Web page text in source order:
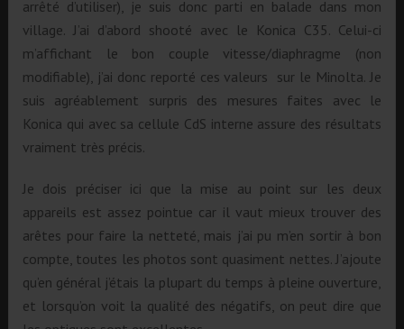
arrêté d’utiliser), je suis donc parti en balade dans mon
village. J’ai d’abord shooté avec le Konica C35. Celui-ci
m’affichant le bon couple vitesse/diaphragme (non
modifiable), j’ai donc reporté ces valeurs sur le Minolta. Je
suis agréablement surpris des mesures faites avec le
Konica qui avec sa cellule CdS interne assure des résultats
vraiment très précis.
Je dois préciser ici que la mise au point sur les deux
appareils est assez pointue car il vaut mieux trouver des
arêtes pour faire la netteté, mais j’ai pu m’en sortir à bon
compte, toutes les photos sont quasiment nettes. J’ajoute
qu’en général j’étais la plupart du temps à pleine ouverture,
et lorsqu’on voit la qualité des négatifs, on peut dire que